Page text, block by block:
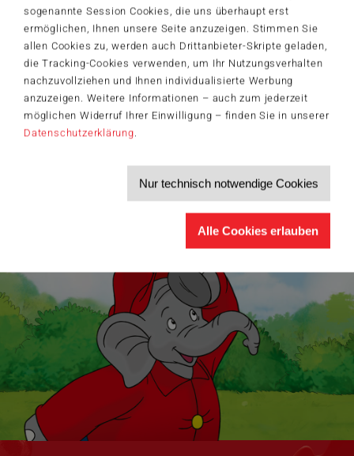
sogenannte Session Cookies, die uns überhaupt erst
ermöglichen, Ihnen unsere Seite anzuzeigen. Stimmen Sie
allen Cookies zu, werden auch Drittanbieter-Skripte geladen,
die Tracking-Cookies verwenden, um Ihr Nutzungsverhalten
nachzuvollziehen und Ihnen individualisierte Werbung
anzuzeigen. Weitere Informationen – auch zum jederzeit
möglichen Widerruf Ihrer Einwilligung – finden Sie in unserer
Datenschutzerklärung.
Nur technisch notwendige Cookies
Alle Cookies erlauben
Der Schmidt-Spiele-Newsletter
Jetzt anmelden und 5€ Willkommensrabatt sichern
Bleiben Sie auf dem Laufenden zu Neuheiten, Trends und aktuellen
Themen rund um Schmidt
Spiele – und sichern Sie sich einen
Willkommensgutschein in Höhe von 5€ für Ihren nächsten Einkauf im
Schmidt-Spiele-Shop.
Produktneuheiten und Sortimentserweiterungen
Aktuelle Themen und Trends aus der Spielewelt
Informationen zu Veranstaltungen und Aktionen
Abmeldelinkmöglich.
>